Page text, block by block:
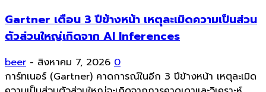
Gartner เตือน 3 ปีข้างหน้า เหตุละเมิดความเป็นส่วน
ตัวส่วนใหญ่เกิดจาก AI Inferences
beer - สิงหาคม 7, 2026 0
การ์ทเนอร์ (Gartner) คาดการณ์ในอีก 3 ปีข้างหน้า เหตุละเมิด